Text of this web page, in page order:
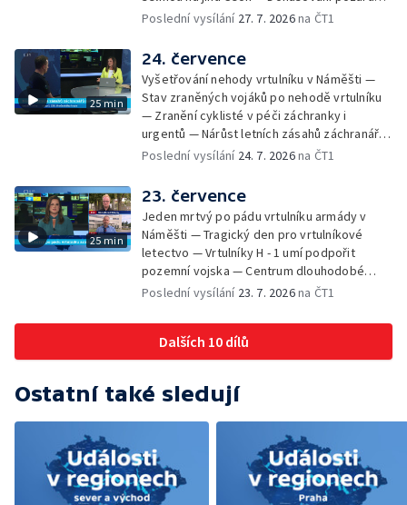
na Písecku zachránila orla mořského — Kvůli
nedostatku vody ptáci hubnou
lesa u Velhartic — Sprejeři trápí Plzeň,
projednávaní logistické centra v Boršově —
Další požár skládky Vysoká v Dobřanech —
Otevření opravené rozhledny na Libíně —
Finanční motivace na preventivní prohlídky
— Jedna Šumava, dvojí pravidla pro turisty
— Zájem o nové zelené úspory — Padělky za
bezmála 135 milionů korun v Plzni —
— Mezinárodní hudební festival v Českém
Krumlově — Plzeň roztančil dixielandový
festival
Poslední vysílání 27. 7. 2026na ČT1
25 min
24. července
Vyšetřování nehody vrtulníku v Náměšti —
Stav zraněných vojáků po nehodě vrtulníku
— Zranění cyklisté v péči záchranky i
urgentů — Nárůst letních zásahů záchranářů
na jihu Čech — Vyšetřování srážky auta a
vyrábějí díly do letade — Obnova krajiny po
požáru v Českém Švýcarsku — Odsouzení
častěji utíkají z pracoviš — Interpretační
klavírní kurzy v Českém Krumlově —
Studenti tráví léto s vědou v Plzni
Poslední vysílání 24. 7. 2026na ČT1
25 min
23. července
Jeden mrtvý po pádu vrtulníku armády v
Náměšti — Tragický den pro vrtulníkové
letectvo — Vrtulníky H - 1 umí podpořit
pozemní vojska — Centrum dlouhodobé
péče otevřeli v Chodové Plané — Nehoda
mor v potoce na jihu Čech — Dokončení
opravy zimního stadionu v Klatovech —
Nelegální suvenýry z dovolené — Kultura
iReportéři na automobilovém závodě —
Poslední vysílání 23. 7. 2026na ČT1
Dalších 10 dílů
Ostatní také sledují